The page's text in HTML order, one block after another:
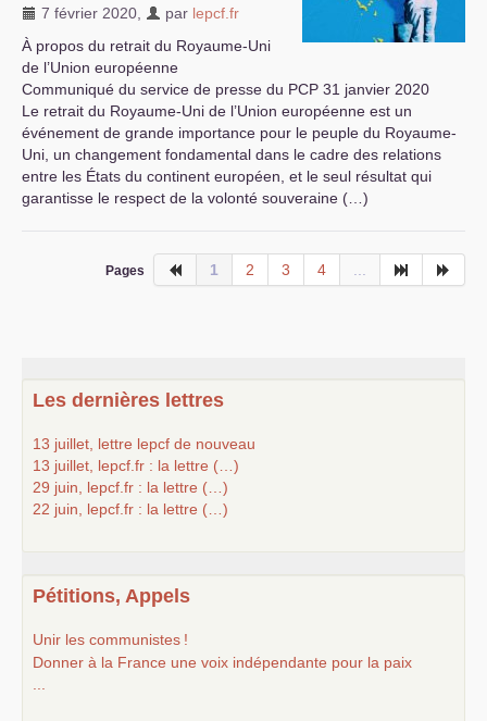
7 février 2020 par lepcf.fr
À propos du retrait du Royaume-Uni
de l’Union européenne
Communiqué du service de presse du PCP 31 janvier 2020
Le retrait du Royaume-Uni de l’Union européenne est un
événement de grande importance pour le peuple du Royaume-
Uni, un changement fondamental dans le cadre des relations
entre les États du continent européen, et le seul résultat qui
garantisse le respect de la volonté souveraine (…)
Pages 1 2 3 4
Les dernières lettres
13 juillet, lettre lepcf de nouveau
13 juillet, lepcf.fr : la lettre (…)
29 juin, lepcf.fr : la lettre (…)
22 juin, lepcf.fr : la lettre (…)
Pétitions, Appels
Unir les communistes !
Donner à la France une voix indépendante pour la paix